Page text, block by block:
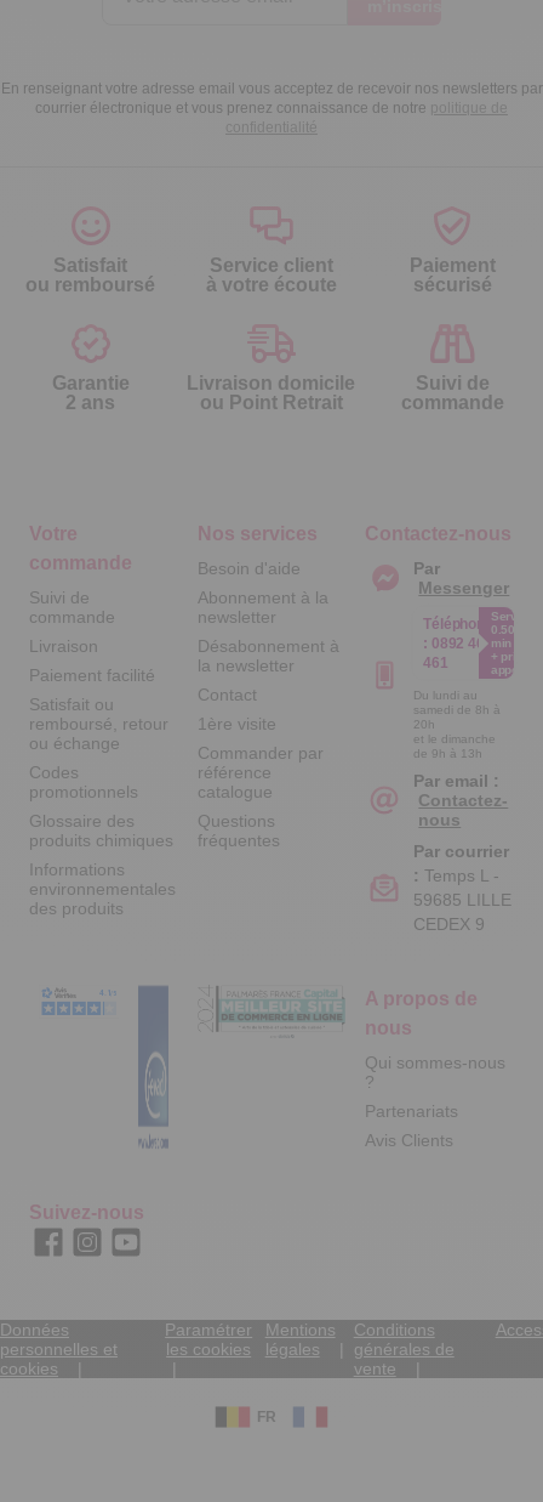
En renseignant votre adresse email vous acceptez de recevoir nos newsletters par
courrier électronique et vous prenez connaissance de notre politique de
confidentialité
Satisfait
ou remboursé
Service client
à votre écoute
Paiement
sécurisé
Garantie
2 ans
Livraison domicile
ou Point Retrait
Suivi de
commande
Votre
commande
Suivi de
commande
Livraison
Paiement facilité
Satisfait ou
remboursé, retour
ou échange
Codes
promotionnels
Glossaire des
produits chimiques
Informations
environnementales
des produits
Nos services
Besoin d'aide
Abonnement à la
newsletter
Désabonnement à
la newsletter
Contact
1ère visite
Commander par
référence
catalogue
Questions
fréquentes
A propos de
nous
Qui sommes-nous
?
Partenariats
Avis Clients
Contactez-nous
Par
Messenger
Téléphone
: 0892 461
461
Service
0.50€ /
min
+ prix
appel
Du lundi au
samedi de 8h à
20h
et le dimanche
de 9h à 13h
Par email :
Contactez-
nous
Par courrier
: Temps L -
59685 LILLE
CEDEX 9
Suivez-nous
Données
personnelles et
cookies
Paramétrer
les cookies
Mentions
légales
Conditions
générales de
vente
FR